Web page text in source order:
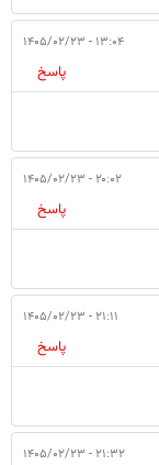
۱۳:۰۴ - ۱۴۰۵/۰۲/۲۳
پاسخ
۲۰:۰۲ - ۱۴۰۵/۰۲/۲۳
پاسخ
۲۱:۱۱ - ۱۴۰۵/۰۲/۲۳
پاسخ
۲۱:۳۲ - ۱۴۰۵/۰۲/۲۳